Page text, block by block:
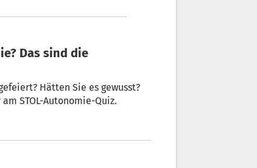
Das sind die
Hätten Sie es gewusst?
STOL-Autonomie-Quiz.